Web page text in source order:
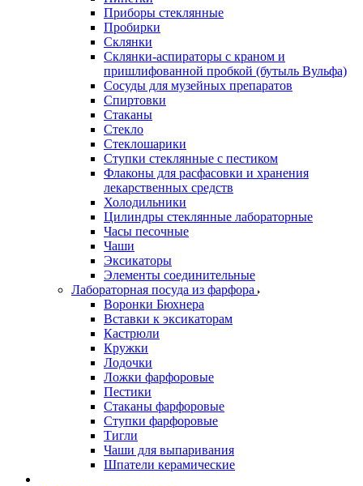
Приборы стеклянные
Пробирки
Склянки
Склянки-аспираторы с краном и
пришлифованной пробкой (бутыль Вульфа)
Сосуды для музейных препаратов
Спиртовки
Стаканы
Стекло
Стеклошарики
Ступки стеклянные с пестиком
Флаконы для расфасовки и хранения
лекарственных средств
Холодильники
Цилиндры стеклянные лабораторные
Часы песочные
Чаши
Эксикаторы
Элементы соединительные
Лабораторная посуда из фарфора
Воронки Бюхнера
Вставки к эксикаторам
Кастрюли
Кружки
Лодочки
Ложки фарфоровые
Пестики
Стаканы фарфоровые
Ступки фарфоровые
Тигли
Чаши для выпаривания
Шпатели керамические